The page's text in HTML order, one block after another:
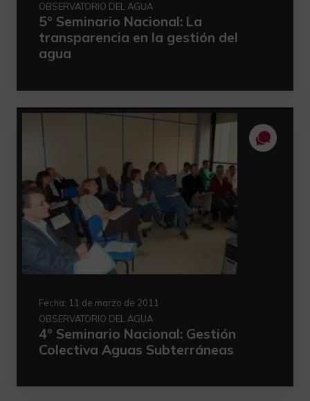
OBSERVATORIO DEL AGUA
5º Seminario Nacional: La
transparencia en la gestión del
agua
Fecha: 11 de marzo de 2011
OBSERVATORIO DEL AGUA
4º Seminario Nacional: Gestión
Colectiva Aguas Subterráneas